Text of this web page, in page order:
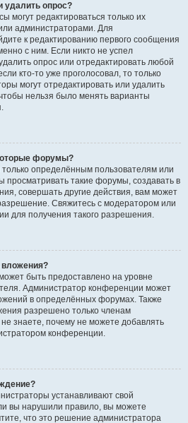
удалить опрос?
могут редактироваться только их
администраторами. Для
к редактированию первого сообщения
с ним. Если никто не успел
опрос или отредактировать любой
кто-то уже проголосовал, то только
могут отредактировать или удалить
нельзя было менять варианты
форумы?
определённым пользователям или
просматривать такие форумы, создавать в
совершать другие действия, вам может
Свяжитесь с модератором или
для получения такого разрешения.
вложения?
быть предоставлено на уровне
Администратор конференции может
в определённых форумах. Также
разрешено только членам
знаете, почему не можете добавлять
конференции.
устанавливают свой
вы нарушили правило, вы можете
что это решение администратора